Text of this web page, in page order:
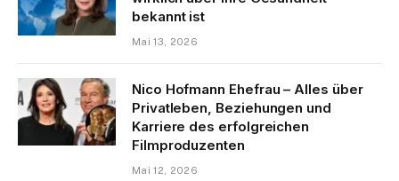
bekannt ist
Mai 13, 2026
Nico Hofmann Ehefrau – Alles über
Privatleben, Beziehungen und
Karriere des erfolgreichen
Filmproduzenten
Mai 12, 2026